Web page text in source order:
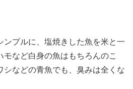
ンプルに、塩焼きした魚を米と一
など白身の魚はもちろんのこ
シなどの青魚でも、臭みは全くな